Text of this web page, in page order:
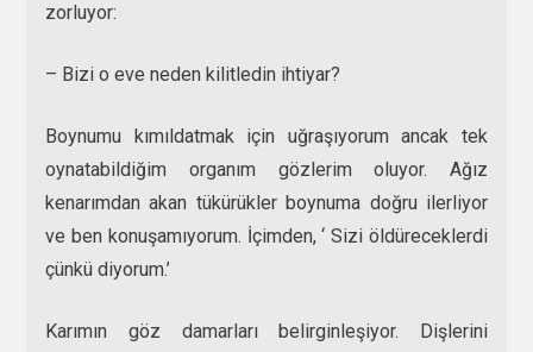
zorluyor:
– Bizi o eve neden kilitledin ihtiyar?
Boynumu kımıldatmak için uğraşıyorum ancak tek
oynatabildiğim organım gözlerim oluyor. Ağız
kenarımdan akan tükürükler boynuma doğru ilerliyor
ve ben konuşamıyorum. İçimden, ‘ Sizi öldüreceklerdi
çünkü diyorum.’
Karımın göz damarları belirginleşiyor. Dişlerini